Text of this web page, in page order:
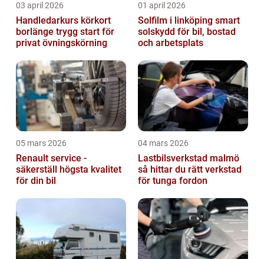
03 april 2026
Handledarkurs körkort
borlänge trygg start för
privat övningskörning
01 april 2026
Solfilm i linköping smart
solskydd för bil, bostad
och arbetsplats
05 mars 2026
Renault service -
säkerställ högsta kvalitet
för din bil
04 mars 2026
Lastbilsverkstad malmö
så hittar du rätt verkstad
för tunga fordon